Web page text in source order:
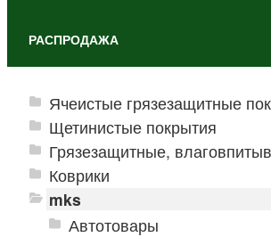
РАСПРОДАЖА
Ячеистые грязезащитные
Щетинистые покрытия
Грязезащитные,
Коврики
mks
Автотовары